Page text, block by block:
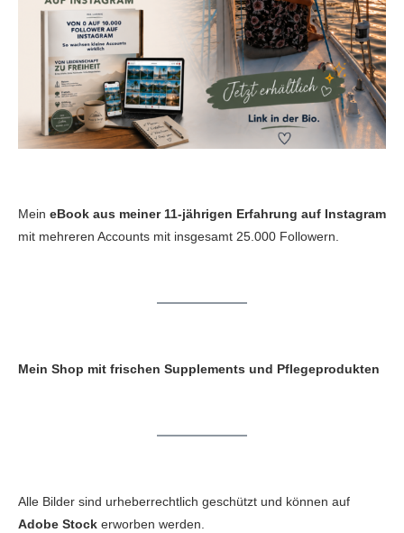
Mein eBook aus meiner 11-jährigen Erfahrung auf Instagram
mit mehreren Accounts mit insgesamt 25.000 Followern.
Mein Shop mit frischen Supplements und Pflegeprodukten
Alle Bilder sind urheberrechtlich geschützt und können auf
Adobe Stock erworben werden.